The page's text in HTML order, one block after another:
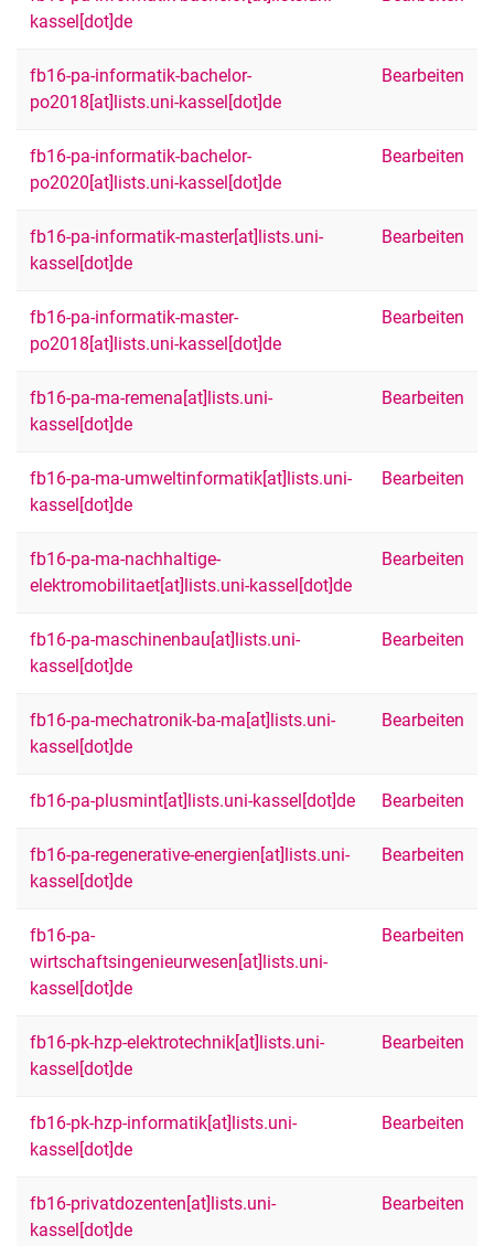
kassel[dot]de
fb16-pa-informatik-bachelor-
po2018[at]lists.uni-kassel[dot]de
Bearbeiten
fb16-pa-informatik-bachelor-
po2020[at]lists.uni-kassel[dot]de
Bearbeiten
fb16-pa-informatik-master[at]lists.uni-
kassel[dot]de
Bearbeiten
fb16-pa-informatik-master-
po2018[at]lists.uni-kassel[dot]de
Bearbeiten
fb16-pa-ma-remena[at]lists.uni-
kassel[dot]de
Bearbeiten
fb16-pa-ma-umweltinformatik[at]lists.uni-
kassel[dot]de
Bearbeiten
fb16-pa-ma-nachhaltige-
elektromobilitaet[at]lists.uni-kassel[dot]de
Bearbeiten
fb16-pa-maschinenbau[at]lists.uni-
kassel[dot]de
Bearbeiten
fb16-pa-mechatronik-ba-ma[at]lists.uni-
kassel[dot]de
Bearbeiten
fb16-pa-plusmint[at]lists.uni-kassel[dot]de Bearbeiten
fb16-pa-regenerative-energien[at]lists.uni-
kassel[dot]de
Bearbeiten
fb16-pa-
wirtschaftsingenieurwesen[at]lists.uni-
kassel[dot]de
Bearbeiten
fb16-pk-hzp-elektrotechnik[at]lists.uni-
kassel[dot]de
Bearbeiten
fb16-pk-hzp-informatik[at]lists.uni-
kassel[dot]de
Bearbeiten
fb16-privatdozenten[at]lists.uni-
kassel[dot]de
Bearbeiten